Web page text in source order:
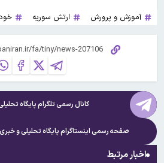
آموزش و پرورش ارتش سوریه
کانال رسمی تلگرام پایگاه
صفحه رسمی اینستاگرام پایگاه تحلیلی و خبری
اخبار مرتبط